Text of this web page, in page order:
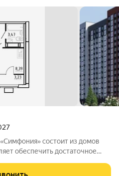
состоит из домов
обеспечить достаточное
с уже готовой базовой